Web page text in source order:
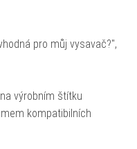
pro můj vysavač?",
výrobním štítku
kompatibilních